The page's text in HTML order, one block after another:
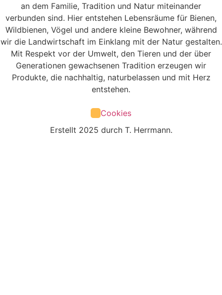
an dem Familie, Tradition und Natur miteinander
verbunden sind. Hier entstehen Lebensräume für Bienen,
Wildbienen, Vögel und andere kleine Bewohner, während
wir die Landwirtschaft im Einklang mit der Natur gestalten.
Mit Respekt vor der Umwelt, den Tieren und der über
Generationen gewachsenen Tradition erzeugen wir
Produkte, die nachhaltig, naturbelassen und mit Herz
entstehen.
Cookies
Erstellt 2025 durch T. Herrmann.